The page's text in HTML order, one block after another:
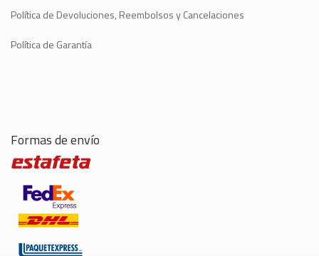
Política de Devoluciones, Reembolsos y Cancelaciones
Política de Garantía
Formas de envío